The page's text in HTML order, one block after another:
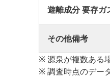
遊離成分 要存ガ
その他備考
※ 源泉が複数ある
※ 調査時点のデー